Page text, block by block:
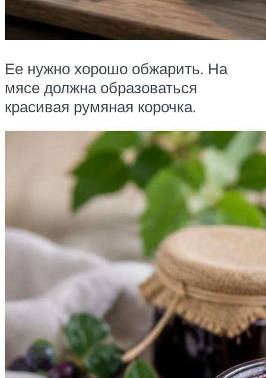
Ее нужно хорошо обжарить. На
мясе должна образоваться
красивая румяная корочка.